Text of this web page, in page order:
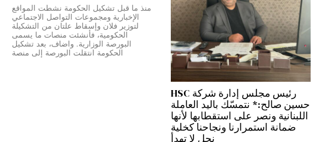
رئيس مجلس إدارة شركة HSC
حسين صالح:* نتمسّك باليد العاملة
اللبنانية ونصر على استقطابها لأنها
ضمانة استمرارنا ونجاحنا كخلية
نحل لا تهدأ
منذ ما قبل تشكيل الحكومة نشطت المواقع
الإخبارية ومجموعات التواصل الاجتماعي
لتوزير فلان وإسقاط علتان من التشكيلة
الحكومية، فأنشئت منصات ما يسمى
البورصة الوزارية. واضاف، بعد تشكيل
الحكومة انتقلت البورصة إلى منصة